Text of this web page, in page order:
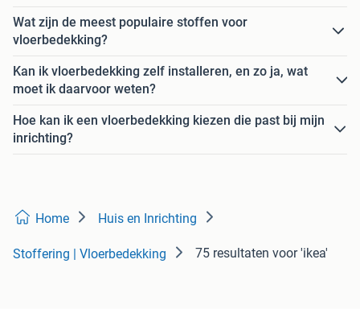
Wat zijn de meest populaire stoffen voor
vloerbedekking?
Kan ik vloerbedekking zelf installeren, en zo ja, wat
moet ik daarvoor weten?
Hoe kan ik een vloerbedekking kiezen die past bij mijn
inrichting?
Home Huis en Inrichting
Stoffering | Vloerbedekking 75 resultaten voor 'ikea'